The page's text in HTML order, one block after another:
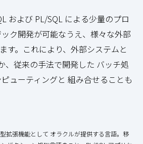
および PL/SQL による少量のプロ
ク開発が可能なうえ、様々な外部
す。これにより、外部システムと
、従来の手法で開発した バッチ処
ューティングと 組み合せることも
拡張機能として オラクルが提供する言語。移